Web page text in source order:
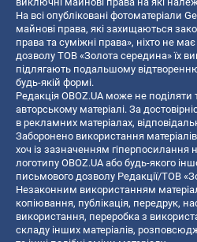
На всі опубліковані фотоматеріали
майнові права, які захищаються
права та суміжні права», ніхто не
дозволу ТОВ «Золота середина» їх
підлягають подальшому
будь-якій формі.
Редакція OBOZ.UA може не поділяти
авторському матеріалі. За
в рекламних матеріалах,
Заборонено використання
хоч із зазначенням гіперпосилання
логотипу OBOZ.UA або будь-якого
письмового дозволу Редакції/ТОВ
Незаконним використанням
копiювання, публiкацiя, передрук,
використання, переробка з
складу інших матеріалів,